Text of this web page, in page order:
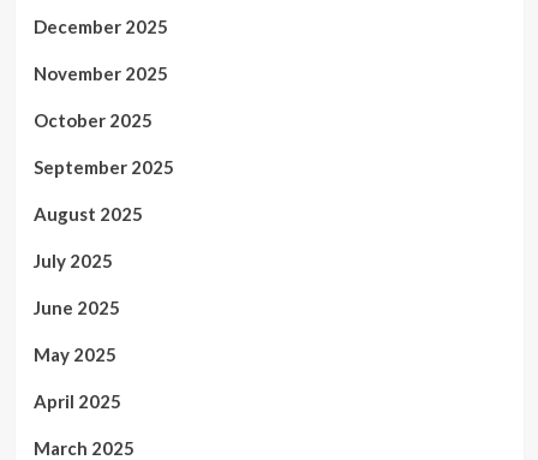
December 2025
November 2025
October 2025
September 2025
August 2025
July 2025
June 2025
May 2025
April 2025
March 2025